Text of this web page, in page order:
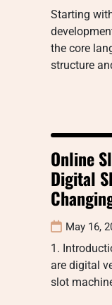
Starting
the core
structure
Online
Digital
May 16,
1.
are digital
slot